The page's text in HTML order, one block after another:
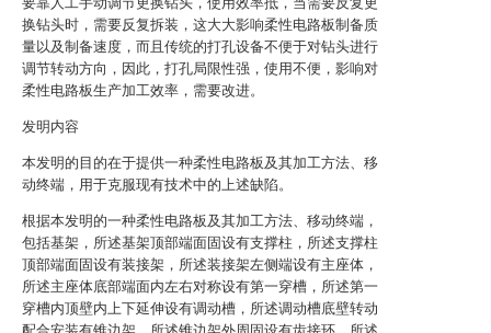
换钻头时，需要反复拆装，这大大影响柔性电路板制备质
量以及制备速度，而且传统的打孔设备不便于对钻头进行
调节转动方向，因此，打孔局限性强，使用不便，影响对
柔性电路板生产加工效率，需要改进。
发明内容
本发明的目的在于提供一种柔性电路板及其加工方法、移
动终端，用于克服现有技术中的上述缺陷。
根据本发明的一种柔性电路板及其加工方法、移动终端，
包括基架，所述基架顶部端面固设有支撑柱，所述支撑柱
顶部端面固设有装接架，所述装接架左侧端设有主座体，
所述主座体底部端面内左右对称设有第一穿槽，所述第一
穿槽内顶壁内上下延伸设有调动槽，所述调动槽底壁转动